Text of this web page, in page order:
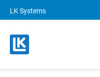
LK Systems